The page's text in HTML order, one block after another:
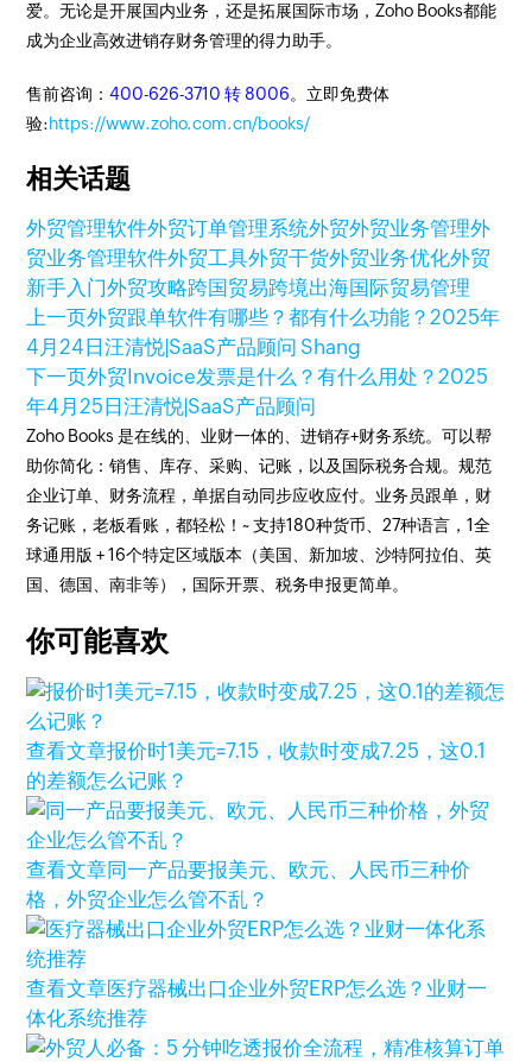
爱。无论是开展国内业务，还是拓展国际市场，Zoho Books都能
成为企业高效进销存财务管理的得力助手。
售前咨询：400-626-3710 转 8006。立即免费体
验:https://www.zoho.com.cn/books/
相关话题
外贸管理软件外贸订单管理系统外贸外贸业务管理外
贸业务管理软件外贸工具外贸干货外贸业务优化外贸
新手入门外贸攻略跨国贸易跨境出海国际贸易管理
上一页外贸跟单软件有哪些？都有什么功能？2025年
4月24日汪清悦|SaaS产品顾问 Shang
下一页外贸Invoice发票是什么？有什么用处？2025
年4月25日汪清悦|SaaS产品顾问
Zoho Books 是在线的、业财一体的、进销存+财务系统。可以帮
助你简化：销售、库存、采购、记账，以及国际税务合规。规范
企业订单、财务流程，单据自动同步应收应付。业务员跟单，财
务记账，老板看账，都轻松！~ 支持180种货币、27种语言，1全
球通用版 + 16个特定区域版本（美国、新加坡、沙特阿拉伯、英
国、德国、南非等），国际开票、税务申报更简单。
你可能喜欢
查看文章报价时1美元=7.15，收款时变成7.25，这0.1
的差额怎么记账？
查看文章同一产品要报美元、欧元、人民币三种价
格，外贸企业怎么管不乱？
查看文章医疗器械出口企业外贸ERP怎么选？业财一
体化系统推荐